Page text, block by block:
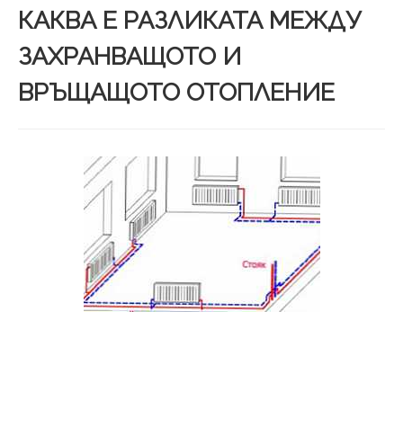
КАКВА Е РАЗЛИКАТА МЕЖДУ
ЗАХРАНВАЩОТО И
ВРЪЩАЩОТО ОТОПЛЕНИЕ